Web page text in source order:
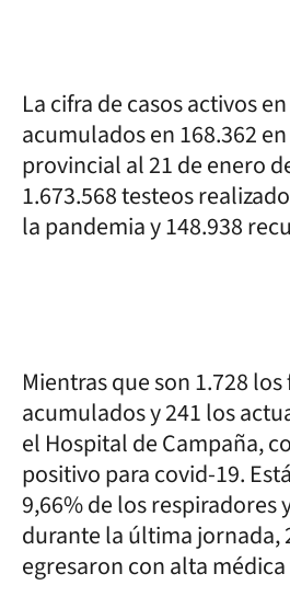
La cifra de casos activos
acumulados en 168.362
provincial al 21 de enero
1.673.568 testeos
la pandemia y 148.938
Mientras que son 1.728
acumulados y 241 los
el Hospital de Campaña,
positivo para covid-19.
9,66% de los respiradores
durante la última jornada,
egresaron con alta